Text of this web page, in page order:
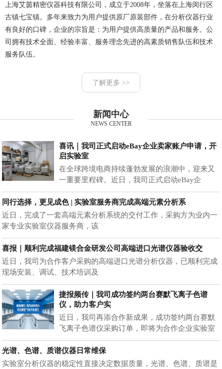
上海艾茵精密仪器科技有限公司，成立于2008年，坐落在上海闵行区
古镇七宝镇。多年来致力为用户提供原厂原装部件，在分析仪器行业
有良好的口碑，企业的宗旨是：为用户提供高质量的产品和服务。公
司拥有技术全面、经验丰富、服务理念先进的高素质销售队伍和技术
服务队伍。
了解更多 >>
新闻中心
NEWS CENTER
喜讯｜我司正式启动eBay企业卖家账户申请，开
启实验室
在全球跨境电商持续蓬勃发展的浪潮中，迎来又
一重要里程碑。近日，我司正式启动eBay企
同行选择，更见成色 | 实验室服务商完成高端元素分析系
近日，完成了一套高端元素分析系统的交付工作，采购方为业内一
家专业实验室仪器服务商，该
喜报｜顺利完成福建镁合金研发公司高端进口光谱仪器验收交
近日，我司为合作客户采购的高端进口光谱分析仪器，已顺利完成
现场安装、调试、技术培训及
捷报频传｜我司成功签约两台赛默飞离子色谱
仪，助力客户实
近日，我司再添合作新成果，成功签约两台赛默
飞离子色谱仪采购订单，即将为合作企业实验室
光谱、色谱、质谱仪器日常维保
实验室分析仪器的稳定性直接决定数据质量，光谱、色谱、质谱是